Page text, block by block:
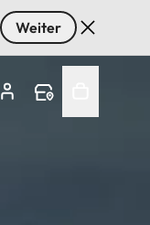
Weiter